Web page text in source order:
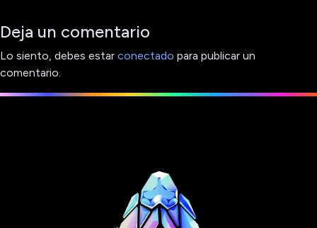
Deja un comentario
Lo siento, debes estar conectado para publicar un
comentario.